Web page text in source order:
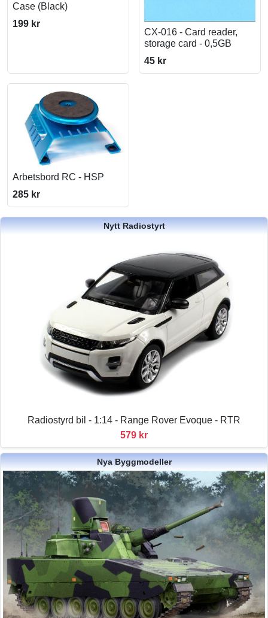
Case (Black)
199 kr
CX-016 - Card reader,
storage card - 0,5GB
45 kr
Arbetsbord RC - HSP
285 kr
Nytt Radiostyrt
Radiostyrd bil - 1:14 - Range Rover Evoque - RTR
579 kr
Nya Byggmodeller